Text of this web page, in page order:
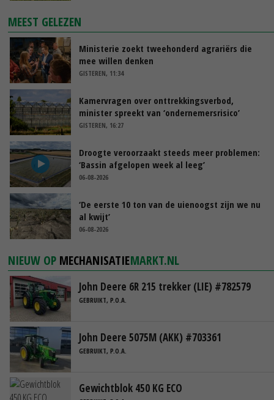
MEEST GELEZEN
Ministerie zoekt tweehonderd agrariërs die
mee willen denken
GISTEREN, 11:34
Kamervragen over onttrekkingsverbod,
minister spreekt van ‘ondernemersrisico’
GISTEREN, 16:27
Droogte veroorzaakt steeds meer problemen:
‘Bassin afgelopen week al leeg’
06-08-2026
‘De eerste 10 ton van de uienoogst zijn we nu
al kwijt’
06-08-2026
NIEUW OP MECHANISATIEMARKT.NL
John Deere 6R 215 trekker (LIE) #782579
GEBRUIKT, P.O.A.
John Deere 5075M (AKK) #703361
GEBRUIKT, P.O.A.
Gewichtblok 450 KG ECO